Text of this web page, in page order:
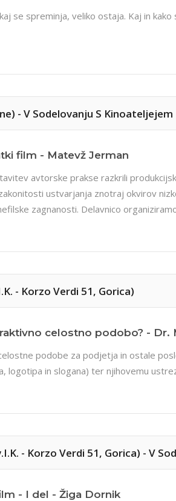
se spreminja, veliko ostaja. Kaj in
- V Sodelovanju S Kinoateljejem
film - Matevž Jerman
avtorske prakse razkrili
ustvarjanja znotraj okvirov
zagnanosti. Delavnico
- Korzo Verdi 51, Gorica)
celostno podobo? - Dr.
podobe za podjetja in ostale
logotipa in slogana) ter njihovemu
- Korzo Verdi 51, Gorica) - V
- I del - Žiga Dornik